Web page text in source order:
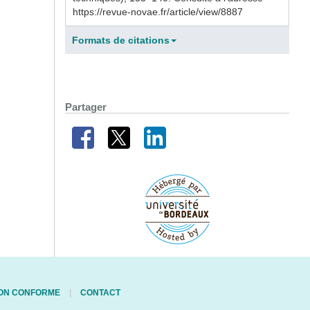
https://revue-novae.fr/article/view/8887
Formats de citations
Partager
CONFORME CONTACT